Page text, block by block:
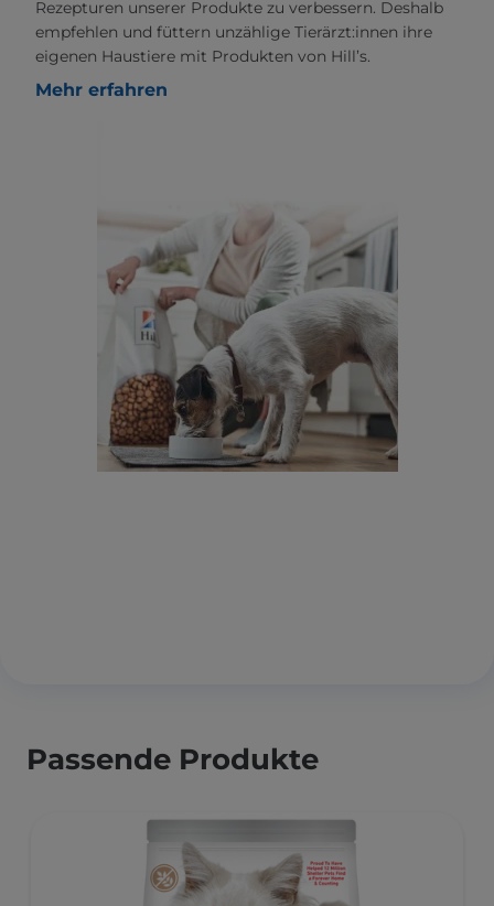
Rezepturen unserer Produkte zu verbessern. Deshalb
empfehlen und füttern unzählige Tierärzt:innen ihre
eigenen Haustiere mit Produkten von Hill’s.
Mehr erfahren
Passende Produkte